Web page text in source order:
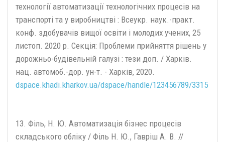
технології автоматизації технологічних процесів на
транспорті та у виробництві : Всеукр. наук.-практ.
конф. здобувачів вищої освіти і молодих учених, 25
листоп. 2020 р. Секція: Проблеми прийняття рішень у
дорожньо-будівельній галузі : тези доп. / Харків.
нац. автомоб.-дор. ун-т. - Харків, 2020.
dspace.khadi.kharkov.ua/dspace/handle/123456789/3315
13. Філь, Н. Ю. Автоматизація бізнес процесів
складського обліку / Філь Н. Ю., Гавріш А. В. //